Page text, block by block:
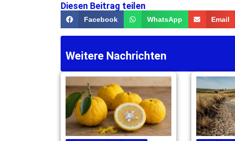
Diesen Beitrag teilen
Facebook WhatsApp Email
Weitere Nachrichten